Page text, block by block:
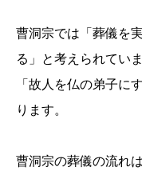
曹洞宗では「葬儀を
る」と考えられてい
「故人を仏の弟子に
ります。
曹洞宗の葬儀の流れ